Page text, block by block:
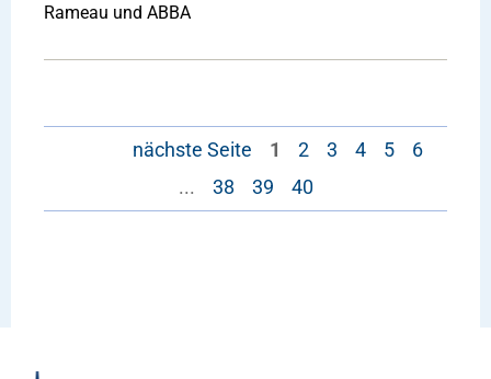
Rameau und ABBA
1 2 3 4 5
6
...
38 39 40
nächste Seite